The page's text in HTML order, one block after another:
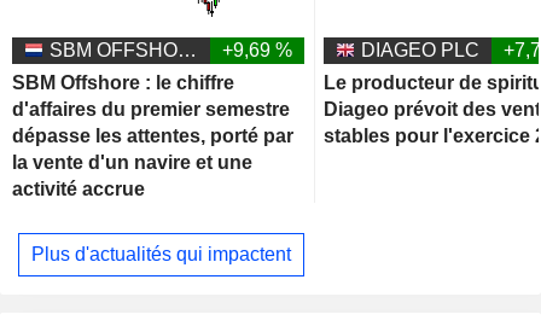
SBM OFFSHORE N.V.
+9,69 %
SBM Offshore : le chiffre
d'affaires du premier semestre
dépasse les attentes, porté par
la vente d'un navire et une
activité accrue
DIAGEO PLC
Le producteur de
Diageo prévoit des
stables pour l'exercice
Plus d'actualités qui impactent